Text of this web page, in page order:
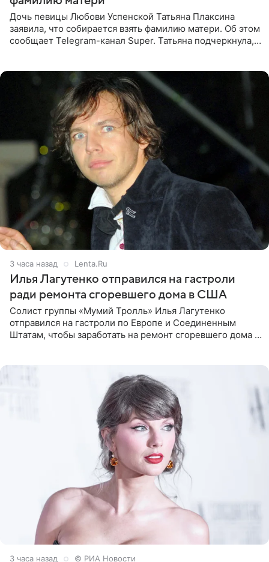
Дочь певицы Любови Успенской Татьяна Плаксина
заявила, что собирается взять фамилию матери. Об этом
сообщает Telegram-канал Super. Татьяна подчеркнула,
3 часа назад Lenta.Ru
Илья Лагутенко отправился на гастроли
ради ремонта сгоревшего дома в США
Солист группы «Мумий Тролль» Илья Лагутенко
отправился на гастроли по Европе и Соединенным
Штатам, чтобы заработать на ремонт сгоревшего дома в
3 часа назад © РИА Новости